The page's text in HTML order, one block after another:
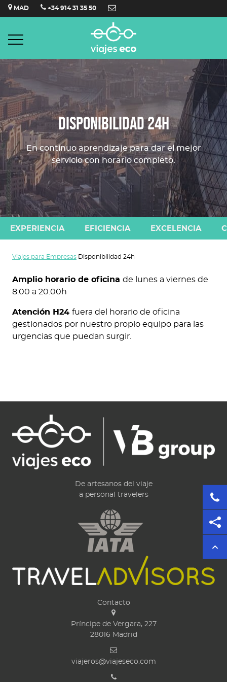
Saltar
al
MAD +34 914 31 35 50
DISPONIBILIDAD 24H
En continuo aprendizaje para dar el mejor
servicio con horario completo.
EXPERIENCIA EFICIENCIA EXCELENCIA
Viajes para Empresas Disponibilidad 24h
Amplio horario de oficina de lunes a viernes de
8:00 a 20:00h
Atención H24 fuera del horario de oficina
gestionados por nuestro propio equipo para las
urgencias que puedan surgir.
De artesanos del viaje
a personal travelers
Contacto
Príncipe de Vergara, 227
28016 Madrid
viajeros@viajeseco.com